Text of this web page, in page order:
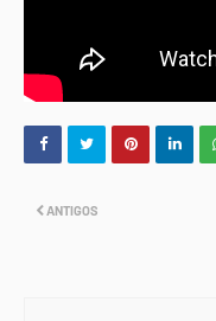
ANTIGOS